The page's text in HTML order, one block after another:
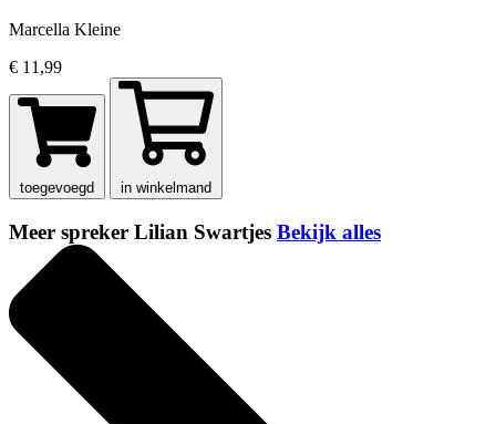
Marcella Kleine
€ 11,99
toegevoegd in winkelmand
Meer spreker Lilian Swartjes Bekijk alles